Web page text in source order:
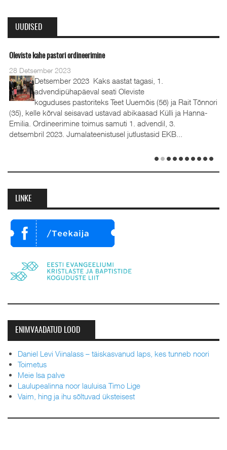
UUDISED
Oleviste kahe pastori ordineerimine
28 Detsember 2023
Detsember 2023 Kaks aastat tagasi, 1.
advendipühapäeval seati Oleviste
koguduses pastoriteks Teet Uuemõis (56) ja Rait Tõnnori
(35), kelle kõrval seisavad ustavad abikaasad Külli ja Hanna-
Emilia. Ordineerimine toimus samuti 1. advendil, 3.
detsembril 2023. Jumalateenistusel jutlustasid EKB...
LINKE
ENIMVAADATUD LOOD
Daniel Levi Viinalass – täiskasvanud laps, kes tunneb noori
Toimetus
Meie Isa palve
Laulupealinna noor lauluisa Timo Lige
Vaim, hing ja ihu sõltuvad üksteisest